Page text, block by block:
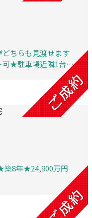
ちらも見渡せます
★駐車場近隣1台確
築8年★24,900万円